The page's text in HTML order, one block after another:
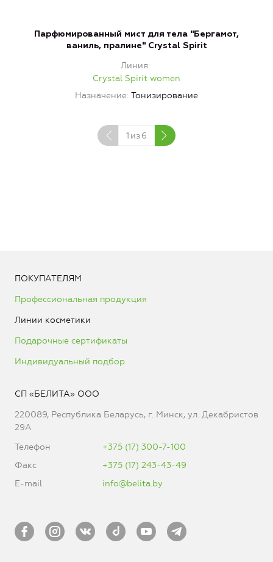
Парфюмированный мист для тела "Бергамот,
ваниль, пралине" Crystal Spirit
Линия
Crystal Spirit women
Назначение Тонизирование
1 из6
ПОКУПАТЕЛЯМ
Профессиональная продукция
Линии косметики
Подарочные сертификаты
Индивидуальный подбор
СП «БЕЛИТА» ООО
220089, Республика Беларусь, г. Минск, ул. Декабристов
29А
Телефон
+375 (17) 300-7-100
Факс
+375 (17) 243-43-49
E-mail
info@belita.by